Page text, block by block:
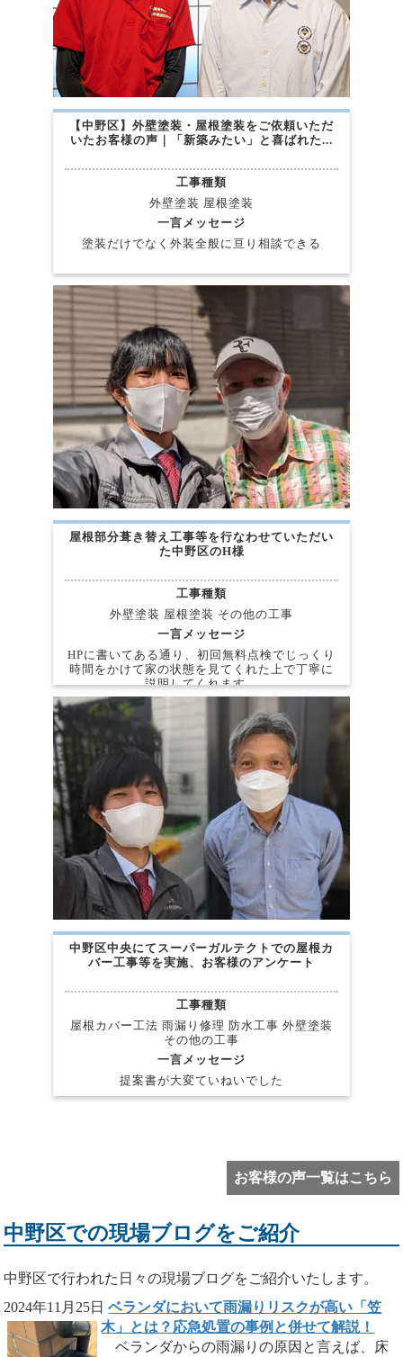
【中野区】外壁塗装・屋根塗装をご依頼いただ
いたお客様の声｜「新築みたい」と喜ばれた...
工事種類
外壁塗装 屋根塗装
一言メッセージ
塗装だけでなく外装全般に亘り相談できる
屋根部分葺き替え工事等を行なわせていただい
た中野区のH様
工事種類
外壁塗装 屋根塗装 その他の工事
一言メッセージ
HPに書いてある通り、初回無料点検でじっくり
時間をかけて家の状態を見てくれた上で丁寧に
説明してくれます。
中野区中央にてスーパーガルテクトでの屋根カ
バー工事等を実施、お客様のアンケート
工事種類
屋根カバー工法 雨漏り修理 防水工事 外壁塗装
その他の工事
一言メッセージ
提案書が大変ていねいでした
お客様の声一覧はこちら
中野区での現場ブログをご紹介
中野区で行われた日々の現場ブログをご紹介いたします。
2024年11月25日 ベランダにおいて雨漏りリスクが高い「笠
木」とは？応急処置の事例と併せて解説！
ベランダからの雨漏りの原因と言えば、床